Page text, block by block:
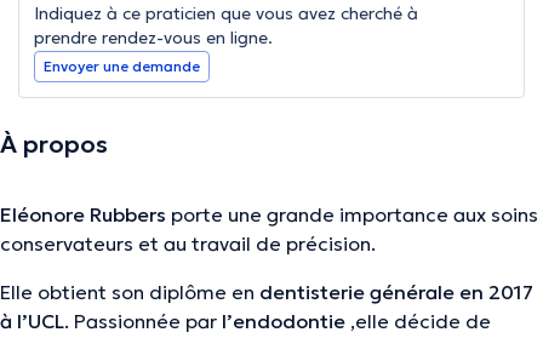
Indiquez à ce praticien que vous avez cherché à
prendre rendez-vous en ligne.
Envoyer une demande
À propos
Eléonore Rubbers porte une grande importance aux soins
conservateurs et au travail de précision.
Elle obtient son diplôme en dentisterie générale en 2017
à l’UCL. Passionnée par l’endodontie ,elle décide de